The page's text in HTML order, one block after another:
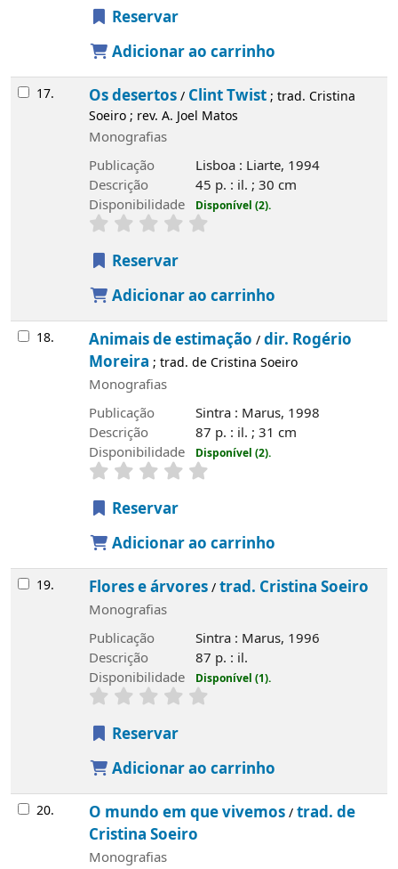
Reservar
Adicionar ao carrinho
17. Os desertos/ Clint Twist; trad. Cristina
Soeiro ; rev. A. Joel Matos
Monografias
Publicação
Lisboa : Liarte, 1994
Descrição
45 p. : il. ; 30 cm
Disponibilidade
Disponível (2).
Reservar
Adicionar ao carrinho
18. Animais de estimação /dir. Rogério
Moreira ; trad. de Cristina Soeiro
Monografias
Publicação
Sintra : Marus, 1998
Descrição
87 p. : il. ; 31 cm
Disponibilidade
Disponível (2).
Reservar
Adicionar ao carrinho
19. Flores e árvores/trad. Cristina Soeiro
Monografias
Publicação
Sintra : Marus, 1996
Descrição
87 p. : il.
Disponibilidade
Disponível (1).
Reservar
Adicionar ao carrinho
20. O mundo em que vivemos/trad. de
Cristina Soeiro
Monografias